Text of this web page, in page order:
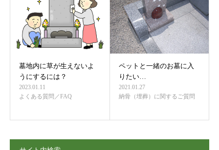
墓地内に草が生えないよ
うにするには？
2023.01.11
よくある質問／FAQ
ペットと一緒のお墓に入
りたい…
2021.01.27
納骨（埋葬）に関するご質問